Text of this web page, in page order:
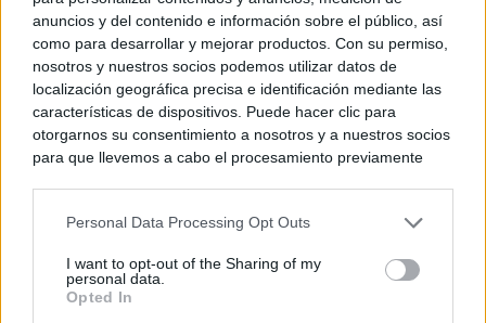
anuncios y del contenido e información sobre el público, así
como para desarrollar y mejorar productos. Con su permiso,
nosotros y nuestros socios podemos utilizar datos de
localización geográfica precisa e identificación mediante las
características de dispositivos. Puede hacer clic para
otorgarnos su consentimiento a nosotros y a nuestros socios
para que llevemos a cabo el procesamiento previamente
negar su consentimiento. Tenga en cuenta que algún
de su consentimiento, pero usted tiene el derecho de
rechazar tal procesamiento. Sus preferencias se aplicarán
Personal Data Processing Opt Outs
I want to opt-out of the Sharing of my
personal data.
Opted In